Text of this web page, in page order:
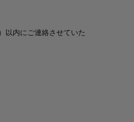
以内にご連絡させていた